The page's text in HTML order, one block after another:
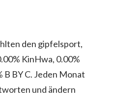
den gipfelsport,
KinHwa, 0.00%
BY C. Jeden Monat
und ändern